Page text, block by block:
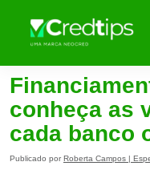
conheça as
cada banco
Publicado por Roberta Campos |